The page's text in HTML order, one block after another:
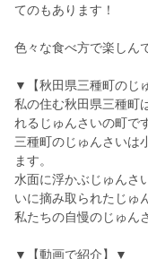
てのもあります！
色々な食べ方で楽しん
▼【秋田県三種町のじ
私の住む秋田県三種町
れるじゅんさいの町で
三種町のじゅんさいは
ます。
水面に浮かぶじゅんさ
いに摘み取られたじゅ
私たちの自慢のじゅん
▼【動画で紹介】▼